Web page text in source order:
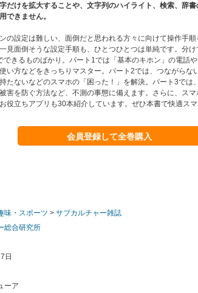
だけを拡大することや、文字列のハイライト、検索、辞
できません。
の設定は難しい、面倒だと思われる方々に向けて操作手
見面倒そうな設定手順も、ひとつひとつは単純です。分
できるものばかり。パート1では「基本のキホン」の電話
い方などをきっちりマスター。パート2では、つながらな
たないなどのスマホの「困った！」を解決。パート3では
害を防ぐ方法など、不測の事態に備えます。さらに、ス
役立ちアプリも30本紹介しています。ぜひ本書で快適スマ
会員登録して全巻購入
味・スポーツ > サブカルチャー雑誌
総合研究所
日
ーア